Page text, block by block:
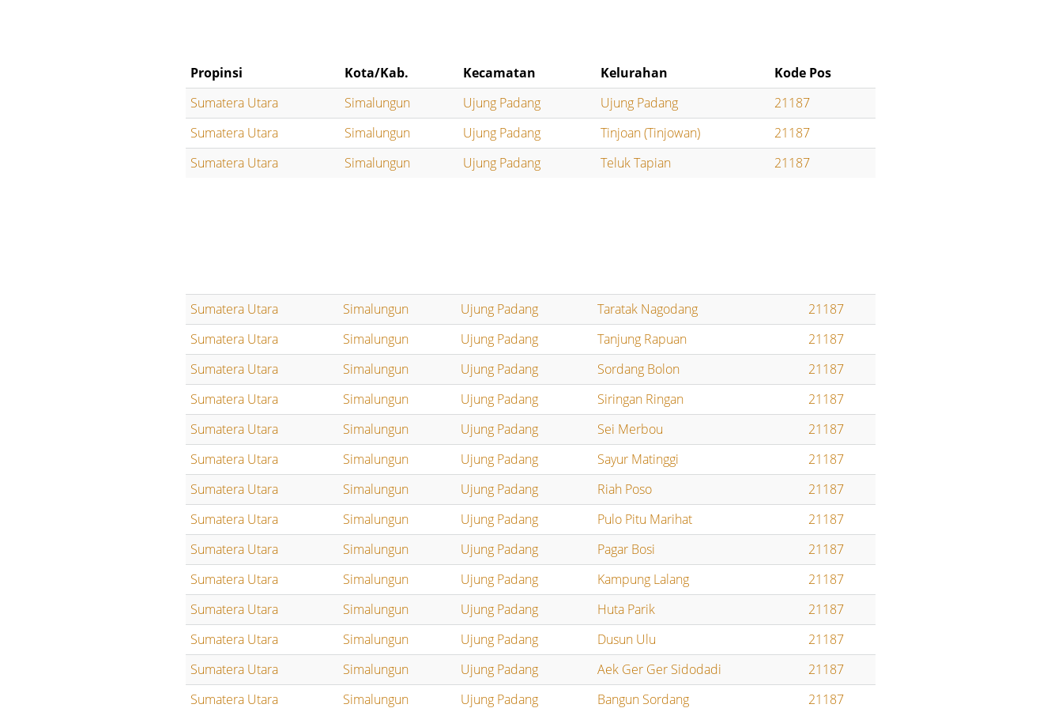
Propinsi Kota/Kab. Kecamatan Kelurahan
Kode Pos
Sumatera Utara
Simalungun Ujung Padang Ujung Padang
21187
Sumatera Utara
Simalungun Ujung Padang Tinjoan (Tinjowan)
21187
Sumatera Utara
Simalungun Ujung Padang Teluk Tapian 21187
Sumatera Utara Simalungun Ujung Padang Taratak Nagodang
21187
Sumatera Utara
Simalungun Ujung Padang Tanjung Rapuan
21187
Sumatera Utara
Simalungun Ujung Padang Sordang Bolon
21187
Sumatera Utara
Simalungun Ujung Padang Siringan Ringan
21187
Sumatera Utara
Simalungun Ujung Padang Sei Merbou
21187
Sumatera Utara
Simalungun Ujung Padang Sayur Matinggi
21187
Sumatera Utara
Simalungun Ujung Padang Riah Poso
21187
Sumatera Utara
Simalungun Ujung Padang Pulo Pitu Marihat
21187
Sumatera Utara
Simalungun Ujung Padang Pagar Bosi
21187
Sumatera Utara
Simalungun Ujung Padang Kampung Lalang
21187
Sumatera Utara
Simalungun Ujung Padang Huta Parik
21187
Sumatera Utara
Simalungun Ujung Padang Dusun Ulu
21187
Sumatera Utara
Simalungun Ujung Padang Aek Ger Ger Sidodadi
21187
Sumatera Utara
Simalungun Ujung Padang Bangun Sordang 21187